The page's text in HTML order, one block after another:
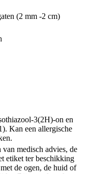
(2 mm -2 cm)
3(2H)-on en
Kan een allergische
medisch advies, de
etiket ter beschikking
de ogen, de huid of